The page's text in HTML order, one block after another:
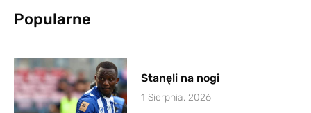
Popularne
Stanęli na nogi
1 Sierpnia, 2026